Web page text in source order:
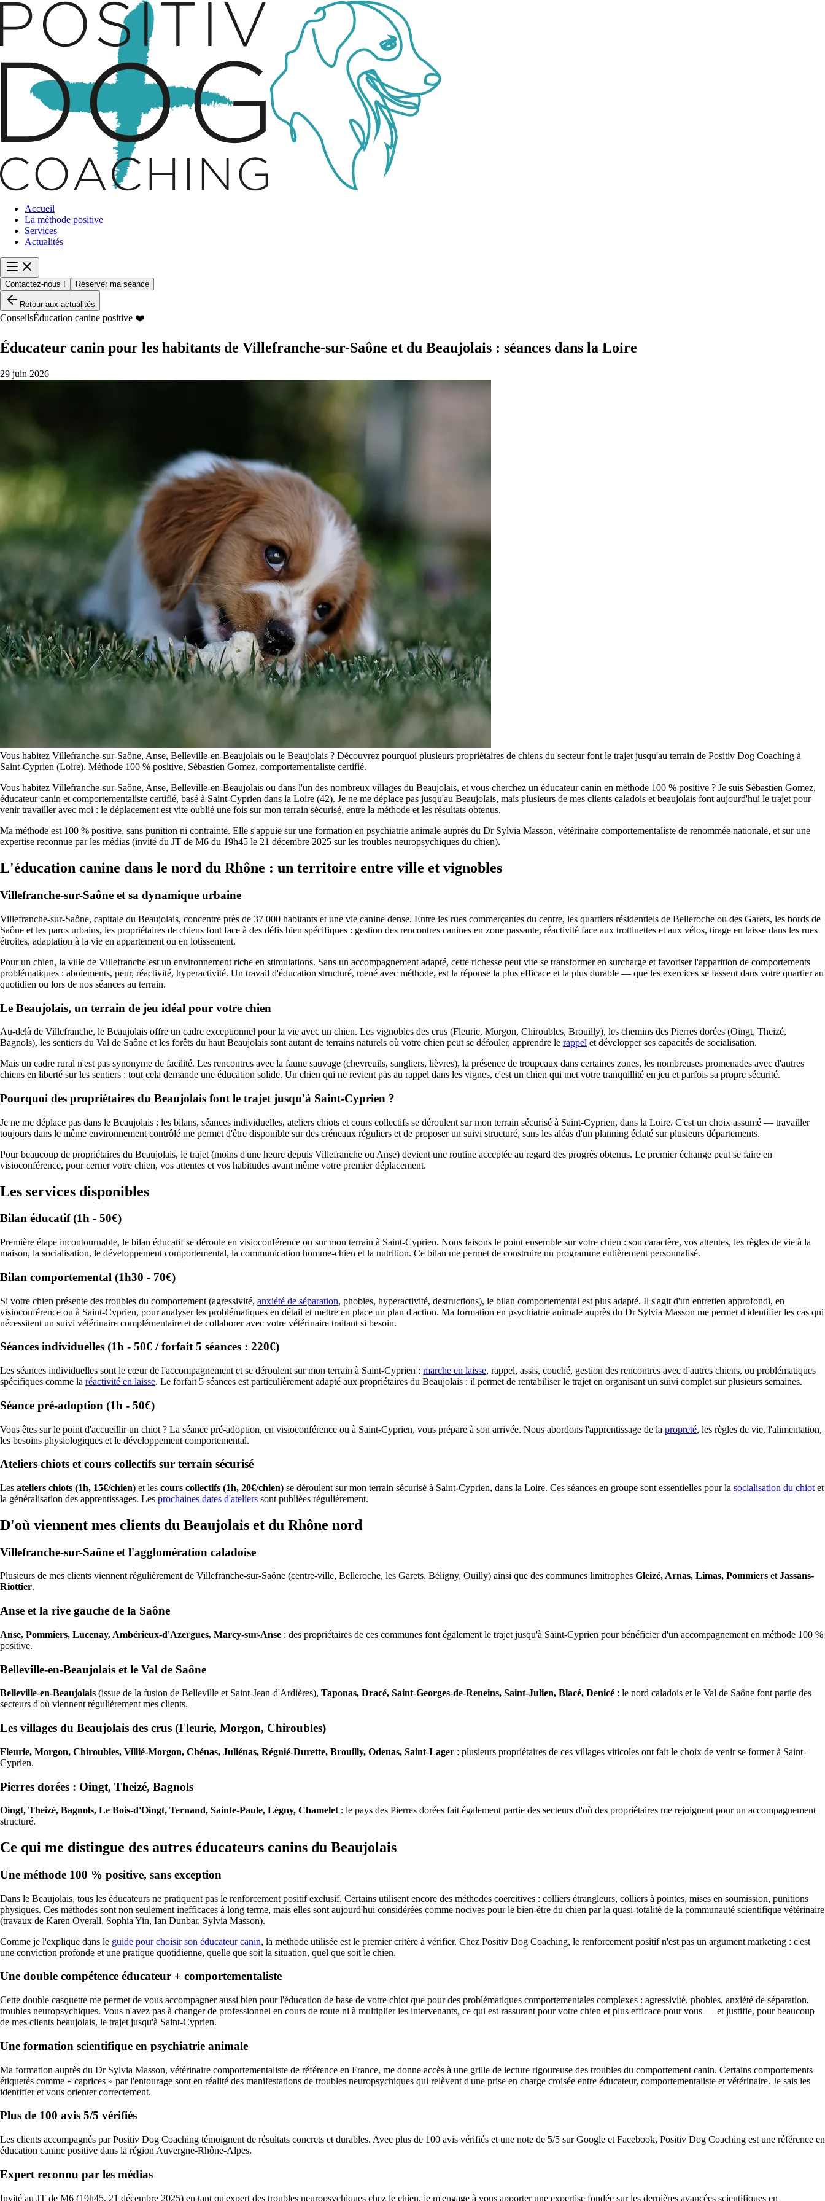
Accueil
La méthode positive
Services
Actualités
Contactez-nous ! Réserver ma séance
Retour aux actualités
ConseilsÉducation canine positive ❤️
Éducateur canin pour les habitants de Villefranche-sur-Saône et du Beaujolais : séances dans la Loire
29 juin 2026
Vous habitez Villefranche-sur-Saône, Anse, Belleville-en-Beaujolais ou le Beaujolais ? Découvrez pourquoi plusieurs propriétaires de chiens du secteur font le trajet jusqu'au terrain de Positiv Dog Coaching à
Saint-Cyprien (Loire). Méthode 100 % positive, Sébastien Gomez, comportementaliste certifié.
Vous habitez Villefranche-sur-Saône, Anse, Belleville-en-Beaujolais ou dans l'un des nombreux villages du Beaujolais, et vous cherchez un éducateur canin en méthode 100 % positive ? Je suis Sébastien Gomez,
éducateur canin et comportementaliste certifié, basé à Saint-Cyprien dans la Loire (42). Je ne me déplace pas jusqu'au Beaujolais, mais plusieurs de mes clients caladois et beaujolais font aujourd'hui le trajet pour
venir travailler avec moi : le déplacement est vite oublié une fois sur mon terrain sécurisé, entre la méthode et les résultats obtenus.
Ma méthode est 100 % positive, sans punition ni contrainte. Elle s'appuie sur une formation en psychiatrie animale auprès du Dr Sylvia Masson, vétérinaire comportementaliste de renommée nationale, et sur une
expertise reconnue par les médias (invité du JT de M6 du 19h45 le 21 décembre 2025 sur les troubles neuropsychiques du chien).
L'éducation canine dans le nord du Rhône : un territoire entre ville et vignobles
Villefranche-sur-Saône et sa dynamique urbaine
Villefranche-sur-Saône, capitale du Beaujolais, concentre près de 37 000 habitants et une vie canine dense. Entre les rues commerçantes du centre, les quartiers résidentiels de Belleroche ou des Garets, les bords de
Saône et les parcs urbains, les propriétaires de chiens font face à des défis bien spécifiques : gestion des rencontres canines en zone passante, réactivité face aux trottinettes et aux vélos, tirage en laisse dans les rues
étroites, adaptation à la vie en appartement ou en lotissement.
Pour un chien, la ville de Villefranche est un environnement riche en stimulations. Sans un accompagnement adapté, cette richesse peut vite se transformer en surcharge et favoriser l'apparition de comportements
problématiques : aboiements, peur, réactivité, hyperactivité. Un travail d'éducation structuré, mené avec méthode, est la réponse la plus efficace et la plus durable — que les exercices se fassent dans votre quartier au
quotidien ou lors de nos séances au terrain.
Le Beaujolais, un terrain de jeu idéal pour votre chien
Au-delà de Villefranche, le Beaujolais offre un cadre exceptionnel pour la vie avec un chien. Les vignobles des crus (Fleurie, Morgon, Chiroubles, Brouilly), les chemins des Pierres dorées (Oingt, Theizé,
Bagnols), les sentiers du Val de Saône et les forêts du haut Beaujolais sont autant de terrains naturels où votre chien peut se défouler, apprendre le rappel et développer ses capacités de socialisation.
Mais un cadre rural n'est pas synonyme de facilité. Les rencontres avec la faune sauvage (chevreuils, sangliers, lièvres), la présence de troupeaux dans certaines zones, les nombreuses promenades avec d'autres
chiens en liberté sur les sentiers : tout cela demande une éducation solide. Un chien qui ne revient pas au rappel dans les vignes, c'est un chien qui met votre tranquillité en jeu et parfois sa propre sécurité.
Pourquoi des propriétaires du Beaujolais font le trajet jusqu'à Saint-Cyprien ?
Je ne me déplace pas dans le Beaujolais : les bilans, séances individuelles, ateliers chiots et cours collectifs se déroulent sur mon terrain sécurisé à Saint-Cyprien, dans la Loire. C'est un choix assumé — travailler
toujours dans le même environnement contrôlé me permet d'être disponible sur des créneaux réguliers et de proposer un suivi structuré, sans les aléas d'un planning éclaté sur plusieurs départements.
Pour beaucoup de propriétaires du Beaujolais, le trajet (moins d'une heure depuis Villefranche ou Anse) devient une routine acceptée au regard des progrès obtenus. Le premier échange peut se faire en
visioconférence, pour cerner votre chien, vos attentes et vos habitudes avant même votre premier déplacement.
Les services disponibles
Bilan éducatif (1h - 50€)
Première étape incontournable, le bilan éducatif se déroule en visioconférence ou sur mon terrain à Saint-Cyprien. Nous faisons le point ensemble sur votre chien : son caractère, vos attentes, les règles de vie à la
maison, la socialisation, le développement comportemental, la communication homme-chien et la nutrition. Ce bilan me permet de construire un programme entièrement personnalisé.
Bilan comportemental (1h30 - 70€)
Si votre chien présente des troubles du comportement (agressivité, anxiété de séparation, phobies, hyperactivité, destructions), le bilan comportemental est plus adapté. Il s'agit d'un entretien approfondi, en
visioconférence ou à Saint-Cyprien, pour analyser les problématiques en détail et mettre en place un plan d'action. Ma formation en psychiatrie animale auprès du Dr Sylvia Masson me permet d'identifier les cas qui
nécessitent un suivi vétérinaire complémentaire et de collaborer avec votre vétérinaire traitant si besoin.
Séances individuelles (1h - 50€ / forfait 5 séances : 220€)
Les séances individuelles sont le cœur de l'accompagnement et se déroulent sur mon terrain à Saint-Cyprien : marche en laisse, rappel, assis, couché, gestion des rencontres avec d'autres chiens, ou problématiques
spécifiques comme la réactivité en laisse. Le forfait 5 séances est particulièrement adapté aux propriétaires du Beaujolais : il permet de rentabiliser le trajet en organisant un suivi complet sur plusieurs semaines.
Séance pré-adoption (1h - 50€)
Vous êtes sur le point d'accueillir un chiot ? La séance pré-adoption, en visioconférence ou à Saint-Cyprien, vous prépare à son arrivée. Nous abordons l'apprentissage de la propreté, les règles de vie, l'alimentation,
les besoins physiologiques et le développement comportemental.
Ateliers chiots et cours collectifs sur terrain sécurisé
Les ateliers chiots (1h, 15€/chien) et les cours collectifs (1h, 20€/chien) se déroulent sur mon terrain sécurisé à Saint-Cyprien, dans la Loire. Ces séances en groupe sont essentielles pour la socialisation du chiot et
la généralisation des apprentissages. Les prochaines dates d'ateliers sont publiées régulièrement.
D'où viennent mes clients du Beaujolais et du Rhône nord
Villefranche-sur-Saône et l'agglomération caladoise
Plusieurs de mes clients viennent régulièrement de Villefranche-sur-Saône (centre-ville, Belleroche, les Garets, Béligny, Ouilly) ainsi que des communes limitrophes Gleizé, Arnas, Limas, Pommiers etJassans-
Riottier.
Anse et la rive gauche de la Saône
Anse, Pommiers, Lucenay, Ambérieux-d'Azergues, Marcy-sur-Anse : des propriétaires de ces communes font également le trajet jusqu'à Saint-Cyprien pour bénéficier d'un accompagnement en méthode 100 %
positive.
Belleville-en-Beaujolais et le Val de Saône
Belleville-en-Beaujolais (issue de la fusion de Belleville et Saint-Jean-d'Ardières), Taponas, Dracé, Saint-Georges-de-Reneins, Saint-Julien, Blacé, Denicé : le nord caladois et le Val de Saône font partie des
secteurs d'où viennent régulièrement mes clients.
Les villages du Beaujolais des crus (Fleurie, Morgon, Chiroubles)
Fleurie, Morgon, Chiroubles, Villié-Morgon, Chénas, Juliénas, Régnié-Durette, Brouilly, Odenas, Saint-Lager : plusieurs propriétaires de ces villages viticoles ont fait le choix de venir se former à Saint-
Cyprien.
Pierres dorées : Oingt, Theizé, Bagnols
Oingt, Theizé, Bagnols, Le Bois-d'Oingt, Ternand, Sainte-Paule, Légny, Chamelet : le pays des Pierres dorées fait également partie des secteurs d'où des propriétaires me rejoignent pour un accompagnement
structuré.
Ce qui me distingue des autres éducateurs canins du Beaujolais
Une méthode 100 % positive, sans exception
Dans le Beaujolais, tous les éducateurs ne pratiquent pas le renforcement positif exclusif. Certains utilisent encore des méthodes coercitives : colliers étrangleurs, colliers à pointes, mises en soumission, punitions
physiques. Ces méthodes sont non seulement inefficaces à long terme, mais elles sont aujourd'hui considérées comme nocives pour le bien-être du chien par la quasi-totalité de la communauté scientifique vétérinaire
(travaux de Karen Overall, Sophia Yin, Ian Dunbar, Sylvia Masson).
Comme je l'explique dans le guide pour choisir son éducateur canin, la méthode utilisée est le premier critère à vérifier. Chez Positiv Dog Coaching, le renforcement positif n'est pas un argument marketing : c'est
une conviction profonde et une pratique quotidienne, quelle que soit la situation, quel que soit le chien.
Une double compétence éducateur + comportementaliste
Cette double casquette me permet de vous accompagner aussi bien pour l'éducation de base de votre chiot que pour des problématiques comportementales complexes : agressivité, phobies, anxiété de séparation,
troubles neuropsychiques. Vous n'avez pas à changer de professionnel en cours de route ni à multiplier les intervenants, ce qui est rassurant pour votre chien et plus efficace pour vous — et justifie, pour beaucoup
de mes clients beaujolais, le trajet jusqu'à Saint-Cyprien.
Une formation scientifique en psychiatrie animale
Ma formation auprès du Dr Sylvia Masson, vétérinaire comportementaliste de référence en France, me donne accès à une grille de lecture rigoureuse des troubles du comportement canin. Certains comportements
étiquetés comme « caprices » par l'entourage sont en réalité des manifestations de troubles neuropsychiques qui relèvent d'une prise en charge croisée entre éducateur, comportementaliste et vétérinaire. Je sais les
identifier et vous orienter correctement.
Plus de 100 avis 5/5 vérifiés
Les clients accompagnés par Positiv Dog Coaching témoignent de résultats concrets et durables. Avec plus de 100 avis vérifiés et une note de 5/5 sur Google et Facebook, Positiv Dog Coaching est une référence en
éducation canine positive dans la région Auvergne-Rhône-Alpes.
Expert reconnu par les médias
Invité au JT de M6 (19h45, 21 décembre 2025) en tant qu'expert des troubles neuropsychiques chez le chien, je m'engage à vous apporter une expertise fondée sur les dernières avancées scientifiques en